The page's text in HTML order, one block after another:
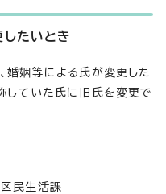
たいとき
婚姻等による氏が変更した
していた氏に旧氏を変更で
民生活課